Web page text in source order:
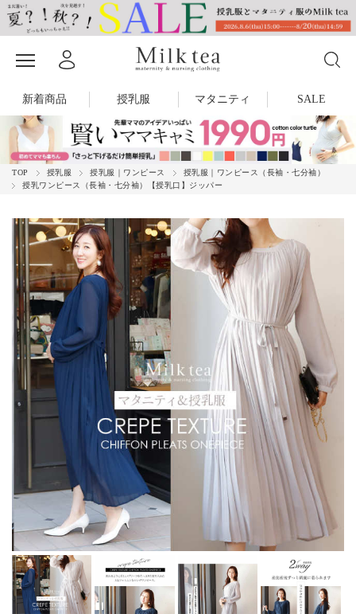
新着商品 授乳服 マタニティ SALE
TOP 授乳服 授乳服｜ワンピース
授乳服｜ワンピース（長袖・七分袖）
授乳ワンピース（長袖・七分袖）【授乳口】ジッパー